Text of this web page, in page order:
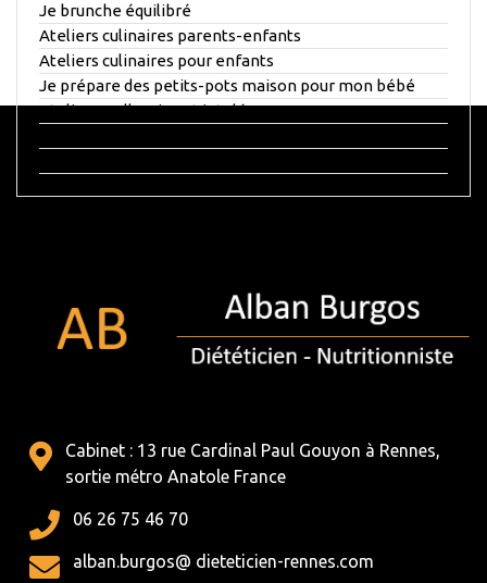
Je brunche équilibré
Ateliers culinaires parents-enfants
Ateliers culinaires pour enfants
Je prépare des petits-pots maison pour mon bébé
Ateliers « Allergies et intolérances »
Cabinet : 13 rue Cardinal Paul Gouyon à Rennes,
sortie métro Anatole France
06 26 75 46 70
alban.burgos@ dieteticien-rennes.com